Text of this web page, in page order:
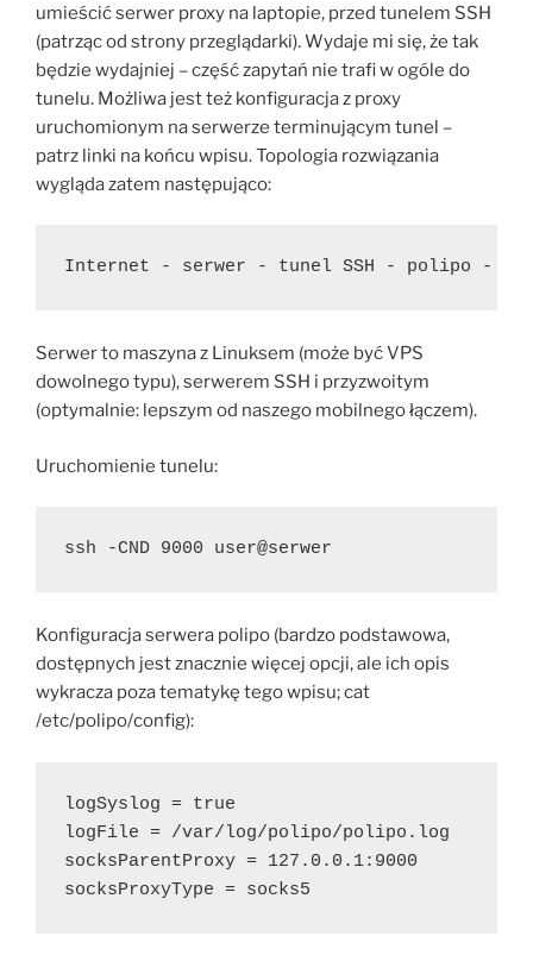
umieścić serwer proxy na laptopie, przed tunelem SSH
(patrząc od strony przeglądarki). Wydaje mi się, że tak
będzie wydajniej – część zapytań nie trafi w ogóle do
tunelu. Możliwa jest też konfiguracja z proxy
uruchomionym na serwerze terminującym tunel –
patrz linki na końcu wpisu. Topologia rozwiązania
wygląda zatem następująco:
Internet - serwer - tunel SSH - polipo -
Serwer to maszyna z Linuksem (może być VPS
dowolnego typu), serwerem SSH i przyzwoitym
(optymalnie: lepszym od naszego mobilnego łączem).
Uruchomienie tunelu:
ssh -CND 9000 user@serwer
Konfiguracja serwera polipo (bardzo podstawowa,
dostępnych jest znacznie więcej opcji, ale ich opis
wykracza poza tematykę tego wpisu; cat
/etc/polipo/config):
logSyslog = true
logFile = /var/log/polipo/polipo.log
socksParentProxy = 127.0.0.1:9000
socksProxyType = socks5